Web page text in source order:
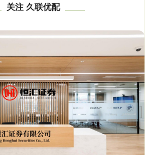
关注 久联优配